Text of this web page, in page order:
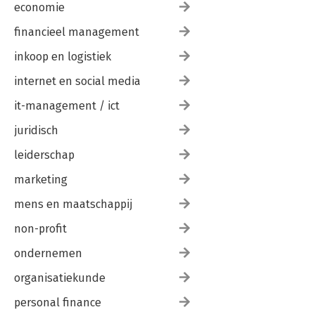
economie
financieel management
inkoop en logistiek
internet en social media
it-management / ict
juridisch
leiderschap
marketing
mens en maatschappij
non-profit
ondernemen
organisatiekunde
personal finance